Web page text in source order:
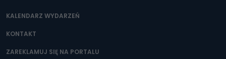
KALENDARZ WYDARZEŃ
KONTAKT
ZAREKLAMUJ SIĘ NA PORTALU